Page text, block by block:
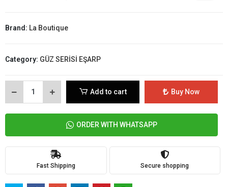
Brand: La Boutique
Category: GÜZ SERİSİ EŞARP
Add to cart Buy Now
ORDER WITH WHATSAPP
Fast Shipping Secure shopping